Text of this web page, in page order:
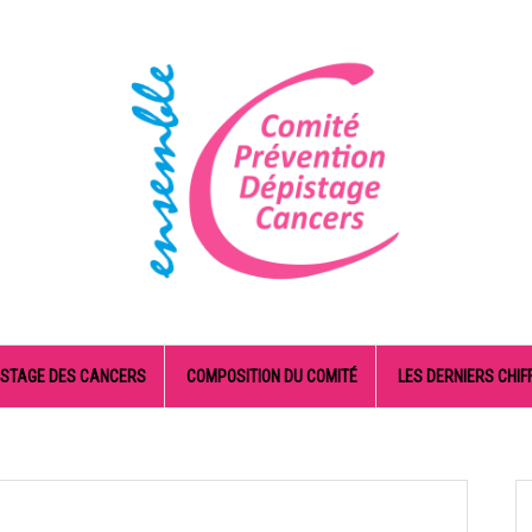
DES CANCERS COMPOSITION DU COMITÉ LES DERNIERS